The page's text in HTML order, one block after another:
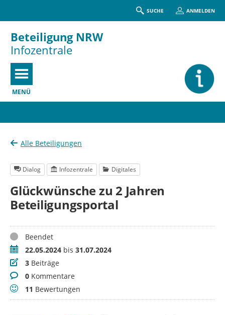
SUCHE ANMELDEN
Beteiligung NRW
Infozentrale
MENÜ
Alle Beteiligungen
Dialog Infozentrale Digitales
Glückwünsche zu 2 Jahren
Beteiligungsportal
StatusBeendet
Zeitraum22.05.2024 bis 31.07.2024
Beiträge
3 Beiträge
Kommentare
0 Kommentare
Bewertungen
11 Bewertungen